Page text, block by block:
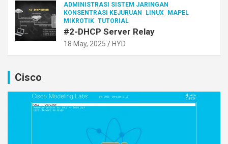
ADMINISTRASI SISTEM JARINGAN
KONSENTRASI KEJURUAN
LINUX MAPEL
MIKROTIK TUTORIAL
#2-DHCP Server Relay
18 May, 2025 HYD
Cisco